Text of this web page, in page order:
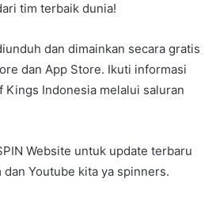
tim terbaik dunia!
dan dimainkan secara gratis
dan App Store. Ikuti informasi
Kings Indonesia melalui saluran
Website untuk update terbaru
dan Youtube kita ya spinners.